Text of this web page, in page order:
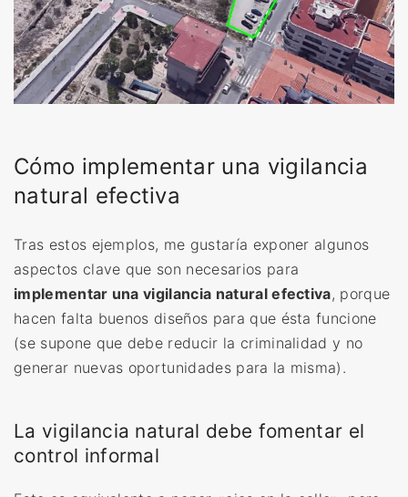
Cómo implementar una vigilancia
natural efectiva
Tras estos ejemplos, me gustaría exponer algunos
aspectos clave que son necesarios para
implementar una vigilancia natural efectiva, porque
hacen falta buenos diseños para que ésta funcione
(se supone que debe reducir la criminalidad y no
generar nuevas oportunidades para la misma).
La vigilancia natural debe fomentar el
control informal